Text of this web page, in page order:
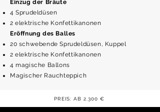
Einzug der Bräute
4 Sprudeldüsen
2 elektrische Konfettikanonen
Eröffnung des Balles
20 schwebende Sprudeldüsen, Kuppel
2 elektrische Konfettikanonen
4 magische Ballons
Magischer Rauchteppich
PREIS: AB 2.300 €